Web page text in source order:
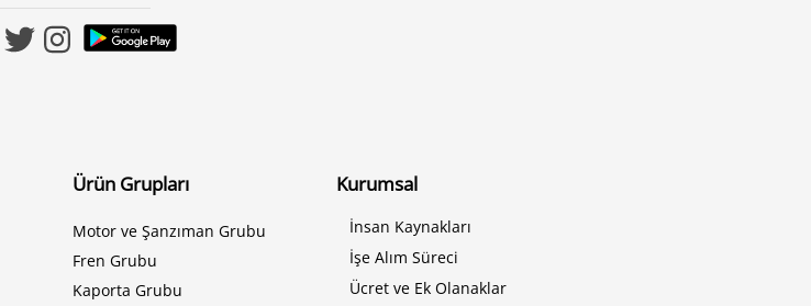
Ürün Grupları
Motor ve Şanzıman Grubu
Fren Grubu
Kaporta Grubu
Kurumsal
İnsan Kaynakları
İşe Alım Süreci
Ücret ve Ek Olanaklar